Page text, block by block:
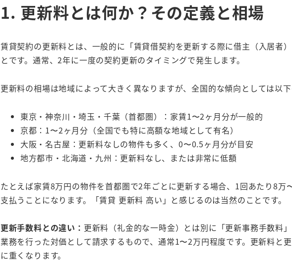
1. 更新料とは何か？その定義と相場
賃貸契約の更新料とは、一般的に「賃貸借契約を更新する際に借主（入居者
とです。通常、2年に一度の契約更新のタイミングで発生します。
更新料の相場は地域によって大きく異なりますが、全国的な傾向としては以下
東京・神奈川・埼玉・千葉（首都圏）：家賃1〜2ヶ月分が一般的
京都：1〜2ヶ月分（全国でも特に高額な地域として有名）
大阪・名古屋：更新料なしの物件も多く、0〜0.5ヶ月分が目安
地方都市・北海道・九州：更新料なし、または非常に低額
たとえば家賃8万円の物件を首都圏で2年ごとに更新する場合、1回あたり8
支払うことになります。「賃貸 更新料 高い」と感じるのは当然のことです。
更新手数料との違い： 更新料（礼金的な一時金）とは別に「更新事務手数料
業務を行った対価として請求するもので、通常1〜2万円程度です。更新料と
に重くなります。